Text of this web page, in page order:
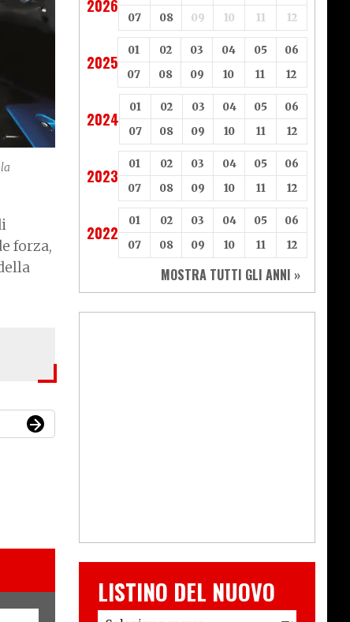
forza,
2026
07
08 09 10 11 12
2025
01 02 03 04 05
06
07
08 09 10 11 12
2024
01 02 03 04 05
06
07
08 09 10 11 12
2023
01 02 03 04 05
06
07
08 09 10 11 12
2022
01 02 03 04 05
06
07
08 09 10 11 12
MOSTRA TUTTI GLI ANNI »
LISTINO DEL NUOVO